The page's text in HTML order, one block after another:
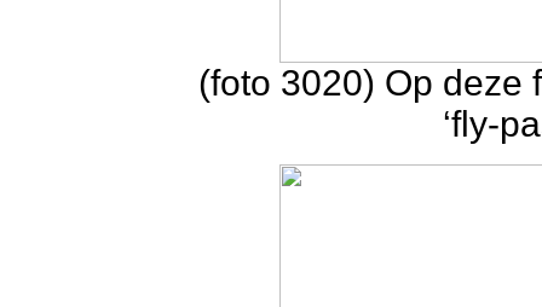
(foto 3020) Op deze
‘fly-